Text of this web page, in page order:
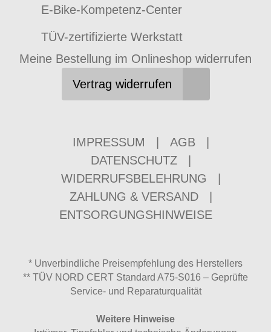
E-Bike-Kompetenz-Center
TÜV-zertifizierte Werkstatt
Meine Bestellung im Onlineshop widerrufen
Vertrag widerrufen
IMPRESSUM AGB
DATENSCHUTZ
WIDERRUFSBELEHRUNG
ZAHLUNG & VERSAND
ENTSORGUNGSHINWEISE
* Unverbindliche Preisempfehlung des Herstellers
** TÜV NORD CERT Standard A75-S016 – Geprüfte
Service- und Reparaturqualität
Weitere Hinweise